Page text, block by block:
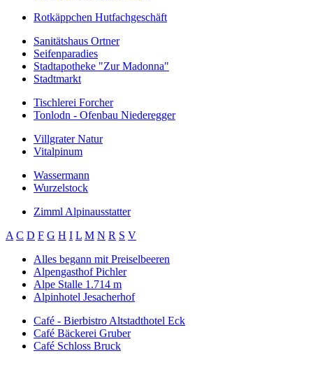
Rotkäppchen Hutfachgeschäft
Sanitätshaus Ortner
Seifenparadies
Stadtapotheke "Zur Madonna"
Stadtmarkt
Tischlerei Forcher
Tonlodn - Ofenbau Niederegger
Villgrater Natur
Vitalpinum
Wassermann
Wurzelstock
Zimml Alpinausstatter
A C D F G H I L M N R S V
Alles begann mit Preiselbeeren
Alpengasthof Pichler
Alpe Stalle 1.714 m
Alpinhotel Jesacherhof
Café - Bierbistro Altstadthotel Eck
Café Bäckerei Gruber
Café Schloss Bruck